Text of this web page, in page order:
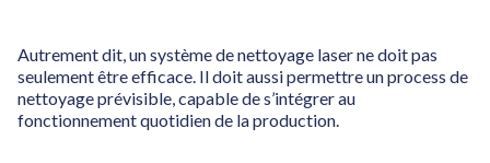
Autrement dit, un système de nettoyage laser ne doit pas
seulement être efficace. Il doit aussi permettre un process de
nettoyage prévisible, capable de s’intégrer au
fonctionnement quotidien de la production.